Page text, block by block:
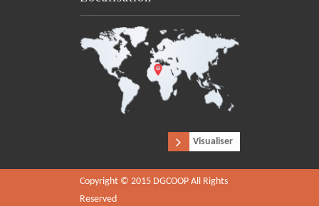
Visualiser
Copyright © 2015 DGCOOP All Rights
Reserved